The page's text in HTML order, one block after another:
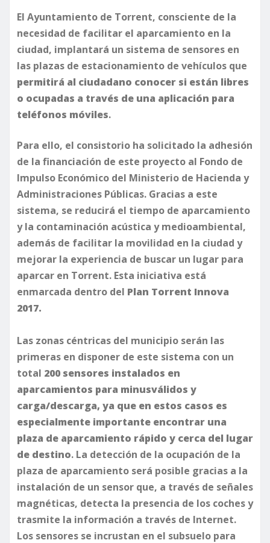
El Ayuntamiento de Torrent, consciente de la
necesidad de facilitar el aparcamiento en la
ciudad, implantará un sistema de sensores en
las plazas de estacionamiento de vehículos que
permitirá al ciudadano conocer si están libres
o ocupadas a través de una aplicación para
teléfonos móviles.
Para ello, el consistorio ha solicitado la adhesión
de la financiación de este proyecto al Fondo de
Impulso Económico del Ministerio de Hacienda y
Administraciones Públicas. Gracias a este
sistema, se reducirá el tiempo de aparcamiento
y la contaminación acústica y medioambiental,
además de facilitar la movilidad en la ciudad y
mejorar la experiencia de buscar un lugar para
aparcar en Torrent. Esta iniciativa está
enmarcada dentro del Plan Torrent Innova
2017.
Las zonas céntricas del municipio serán las
primeras en disponer de este sistema con un
total 200 sensores instalados en
aparcamientos para minusválidos y
carga/descarga, ya que en estos casos es
especialmente importante encontrar una
plaza de aparcamiento rápido y cerca del lugar
de destino. La detección de la ocupación de la
plaza de aparcamiento será posible gracias a la
instalación de un sensor que, a través de señales
magnéticas, detecta la presencia de los coches y
trasmite la información a través de Internet.
Los sensores se incrustan en el subsuelo para